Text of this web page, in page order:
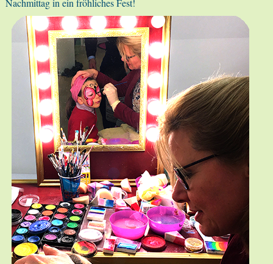
Nachmittag in ein fröhliches Fest!